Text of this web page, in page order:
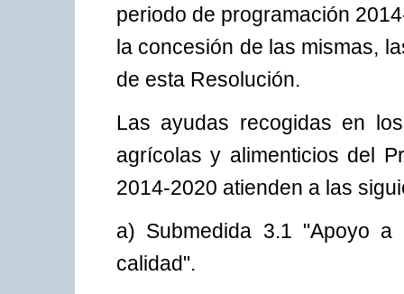
periodo de programación
la concesión de las mismas,
de esta Resolución.
Las ayudas recogidas en
agrícolas y alimenticios del
2014-2020 atienden a las
a) Submedida 3.1 "Apoyo
calidad".